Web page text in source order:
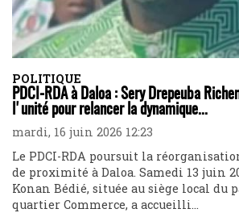
POLITIQUE
PDCI-RDA à Daloa : Sery Drepeuba
l'unité pour relancer la dynamique...
mardi, 16 juin 2026 12:23
Le PDCI-RDA poursuit la
de proximité à Daloa. Samedi 13 juin
Konan Bédié, située au siège local du
quartier Commerce, a accueilli...